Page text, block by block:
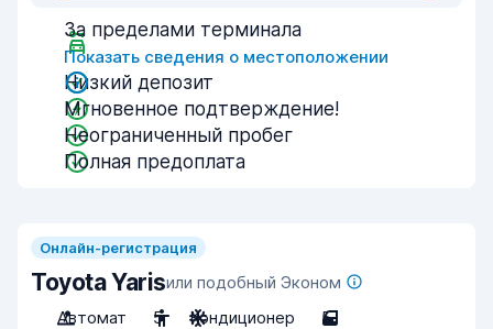
За пределами терминала
Показать сведения о местоположении
Низкий депозит
Мгновенное подтверждение!
Неограниченный пробег
Полная предоплата
Онлайн-регистрация
Toyota Yarisили подобный Эконом
Автомат
5 Кондиционер 5